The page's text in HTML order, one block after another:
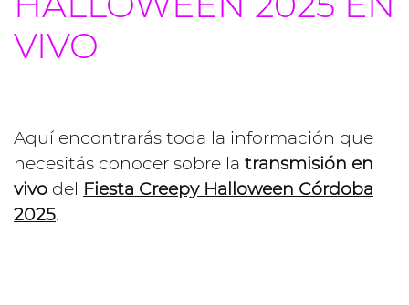
VIVO
Aquí encontrarás toda la información que
necesitás conocer sobre la transmisión en
vivo del Fiesta Creepy Halloween Córdoba
2025.